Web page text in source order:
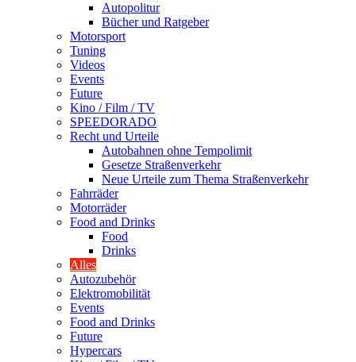
Autopolitur
Bücher und Ratgeber
Motorsport
Tuning
Videos
Events
Future
Kino / Film / TV
SPEEDORADO
Recht und Urteile
Autobahnen ohne Tempolimit
Gesetze Straßenverkehr
Neue Urteile zum Thema Straßenverkehr
Fahrräder
Motorräder
Food and Drinks
Food
Drinks
Alles
Autozubehör
Elektromobilität
Events
Food and Drinks
Future
Hypercars